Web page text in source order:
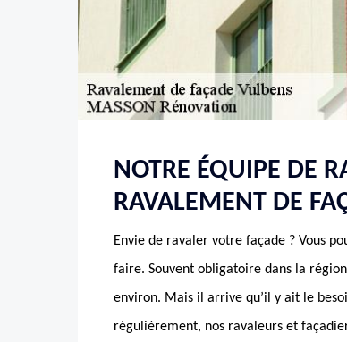
NOTRE ÉQUIPE DE
RAVALEMENT DE
Envie de ravaler votre façade ? Vous
faire. Souvent obligatoire dans la
environ. Mais il arrive qu’il y ait le
régulièrement, nos ravaleurs et